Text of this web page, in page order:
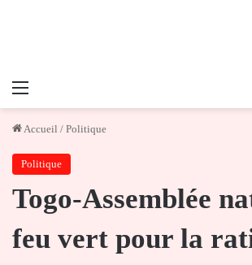
Menu
Accueil / Politique
Politique
Togo-Assemblée
feu vert pour la